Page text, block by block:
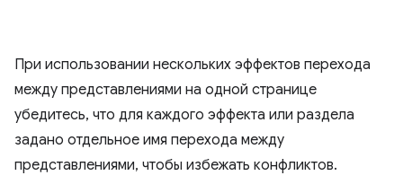
При использовании нескольких эффектов перехода
между представлениями на одной странице
убедитесь, что для каждого эффекта или раздела
задано отдельное имя перехода между
представлениями, чтобы избежать конфликтов.